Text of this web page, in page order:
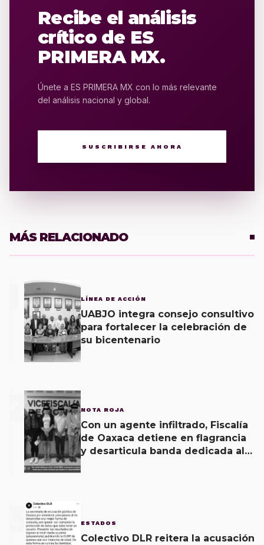
Recibe el análisis
crítico de ES
PRIMERA MX.
Únete a ES PRIMERA MX con lo más relevante
del análisis nacional y global.
SUSCRIBIRSE AHORA
MÁS RELACIONADO
LÍNEA DE ACCIÓN
UABJO integra consejo consultivo
para fortalecer la celebración de
su bicentenario
2 NOTA ROJA
Con un agente infiltrado, Fiscalía
de Oaxaca detiene en flagrancia
y desarticula banda dedicada al
3 ESTADOS
Colectivo DLR reitera la acusación